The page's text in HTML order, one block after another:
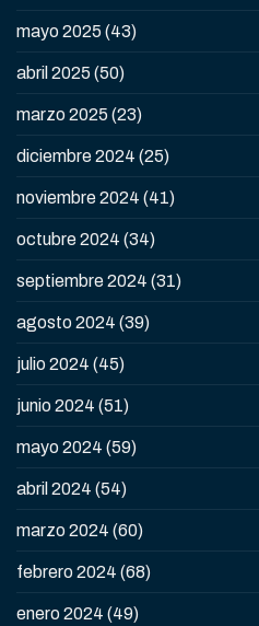
mayo 2025 (43)
abril 2025 (50)
marzo 2025 (23)
diciembre 2024 (25)
noviembre 2024 (41)
octubre 2024 (34)
septiembre 2024 (31)
agosto 2024 (39)
julio 2024 (45)
junio 2024 (51)
mayo 2024 (59)
abril 2024 (54)
marzo 2024 (60)
febrero 2024 (68)
enero 2024 (49)